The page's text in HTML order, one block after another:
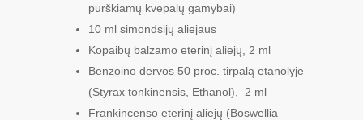
purškiamų kvepalų gamybai)
10 ml simondsijų aliejaus
Kopaibų balzamo eterinį aliejų, 2 ml
Benzoino dervos 50 proc. tirpalą etanolyje
(Styrax tonkinensis, Ethanol),
2 ml
Frankincenso eterinį aliejų (Boswellia